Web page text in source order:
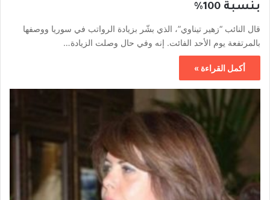
بنسبة 100%
قال النائب “زهير تيناوي”، الذي بشّر بزيادة الرواتب في سوريا ووصفها
بالمرتفعة يوم الأحد الفائت. إنه وفي حال وصلت الزيادة…
أكمل القراءة »